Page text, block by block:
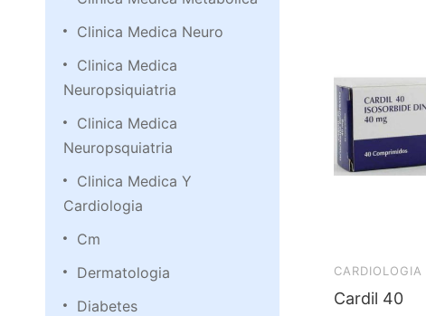
Clinica Medica Neuro
Clinica Medica
Neuropsiquiatria
Clinica Medica
Neuropsquiatria
Clinica Medica Y
Cardiologia
Cm
Dermatologia
Diabetes
CARDIOLOGIA
Cardil 40